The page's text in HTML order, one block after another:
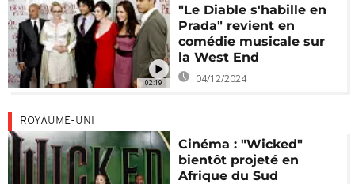
02:19
"Le Diable s'habille en
Prada" revient en
comédie musicale sur
la West End
04/12/2024
ROYAUME-UNI
Cinéma : "Wicked"
bientôt projeté en
Afrique du Sud